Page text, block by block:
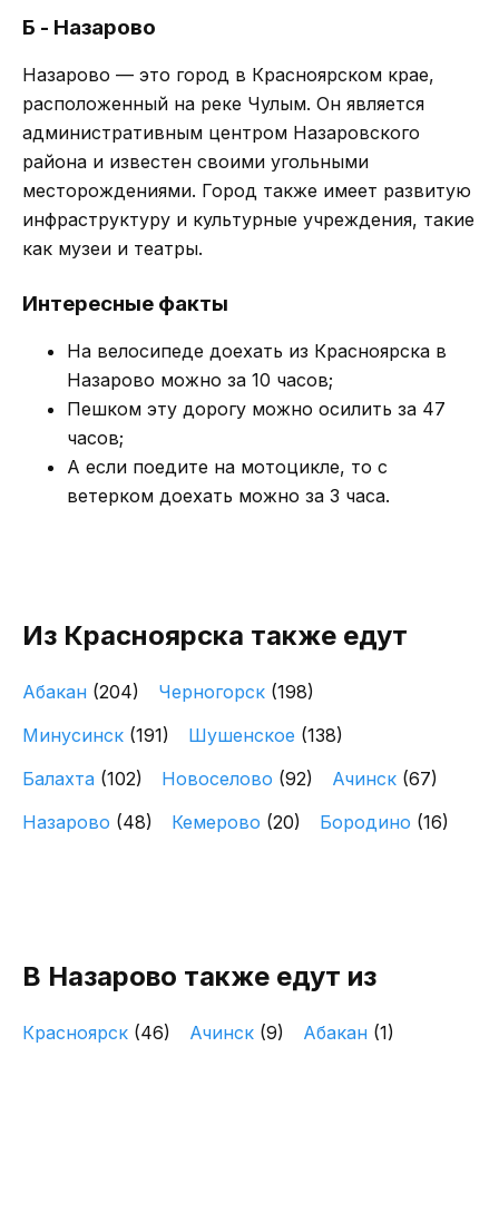
Б - Назарово
Назарово — это город в Красноярском крае,
расположенный на реке Чулым. Он является
административным центром Назаровского
района и известен своими угольными
месторождениями. Город также имеет развитую
инфраструктуру и культурные учреждения, такие
как музеи и театры.
Интересные факты
На велосипеде доехать из Красноярска в
Назарово можно за 10 часов;
Пешком эту дорогу можно осилить за 47
часов;
А если поедите на мотоцикле, то с
ветерком доехать можно за 3 часа.
Из Красноярска также едут
Абакан (204) Черногорск (198)
Минусинск (191) Шушенское (138)
Балахта (102) Новоселово (92) Ачинск (67)
Назарово (48) Кемерово (20) Бородино (16)
В Назарово также едут из
Красноярск (46) Ачинск (9) Абакан (1)